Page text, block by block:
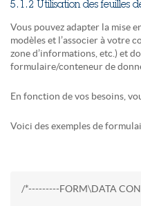
5.1.2 Utilisation des feuilles
Vous pouvez adapter la mise
modèles et l’associer à votre
zone d’informations, etc.) et
formulaire/conteneur de
En fonction de vos besoins,
Voici des exemples de
/*---------FORM\DATA